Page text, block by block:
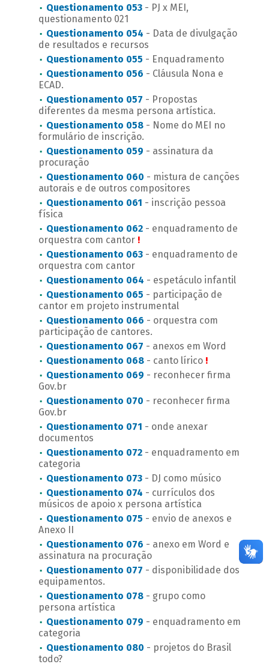
Questionamento 053 - PJ x MEI,
questionamento 021
Questionamento 054 - Data de divulgação
de resultados e recursos
Questionamento 055 - Enquadramento
Questionamento 056 - Cláusula Nona e
ECAD.
Questionamento 057 - Propostas
diferentes da mesma persona artística.
Questionamento 058 - Nome do MEI no
formulário de inscrição.
Questionamento 059 - assinatura da
procuração
Questionamento 060 - mistura de canções
autorais e de outros compositores
Questionamento 061 - inscrição pessoa
física
Questionamento 062 - enquadramento de
orquestra com cantor !
Questionamento 063 - enquadramento de
orquestra com cantor
Questionamento 064 - espetáculo infantil
Questionamento 065 - participação de
cantor em projeto instrumental
Questionamento 066 - orquestra com
participação de cantores.
Questionamento 067 - anexos em Word
Questionamento 068 - canto lírico !
Questionamento 069 - reconhecer firma
Gov.br
Questionamento 070 - reconhecer firma
Gov.br
Questionamento 071 - onde anexar
documentos
Questionamento 072 - enquadramento em
categoria
Questionamento 073 - DJ como músico
Questionamento 074 - currículos dos
músicos de apoio x persona artística
Questionamento 075 - envio de anexos e
Anexo II
Questionamento 076 - anexo em Word e
assinatura na procuração
Questionamento 077 - disponibilidade dos
equipamentos.
Questionamento 078 - grupo como
persona artística
Questionamento 079 - enquadramento em
categoria
Questionamento 080 - projetos do Brasil
todo?